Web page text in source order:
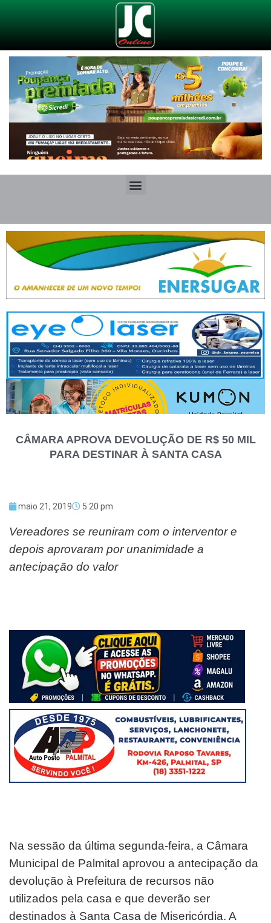
CÂMARA APROVA DEVOLUÇÃO DE R$ 50 MIL
PARA DESTINAR À SANTA CASA
maio 21, 2019 5:20 pm
Vereadores se reuniram com o interventor e
depois aprovaram por unanimidade a
antecipação do valor
Na sessão da última segunda-feira, a Câmara
Municipal de Palmital aprovou a antecipação da
devolução à Prefeitura de recursos não
utilizados pela casa e que deverão ser
destinados à Santa Casa de Misericórdia. A